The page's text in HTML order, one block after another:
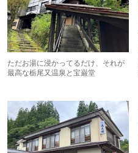
ただお湯に浸かってるだけ、それが
最高な栃尾又温泉と宝巌堂